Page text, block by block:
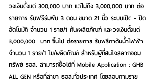
วงเงินตั้งแต่ 300,000 บาท แต่ไม่ถึง 3,000,000 บาท ต่อ
รายการ รับฟรีร่มพับ 3 ตอน ขนาด 21 นิ้ว ระบบเปิด - ปิด
อัตโนมัติ จำนวน 1 ราย/1 คัน/ผลิตภัณฑ์ และวงเงินตั้งแต่
3,000,000  บาท ขึ้นไป ต่อรายการ รับฟรีกาต้มน้ำไฟฟ้า
จำนวน 1 ราย/1 ใบ/ผลิตภัณฑ์ สำหรับผู้ที่สนใจสลากออม
ทรัพย์ ธอส. สามารถซื้อได้ที่ Mobile Application : GHB
ALL GEN หรือที่สาขา ธอส.ทั่วประเทศ โดยสอบถามราย